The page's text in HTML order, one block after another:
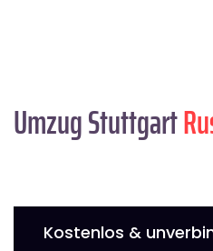
Umzug Stuttgart
Kostenlos &